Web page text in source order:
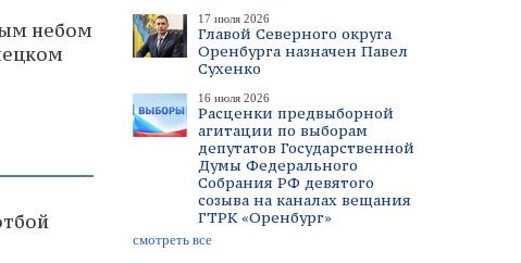
17 июля 2026
Главой Северного округа
Оренбурга назначен Павел
Сухенко
16 июля 2026
Расценки предвыборной
агитации по выборам
депутатов Государственной
Думы Федерального
Собрания РФ девятого
созыва на каналах вещания
ГТРК «Оренбург»
смотреть все
небом